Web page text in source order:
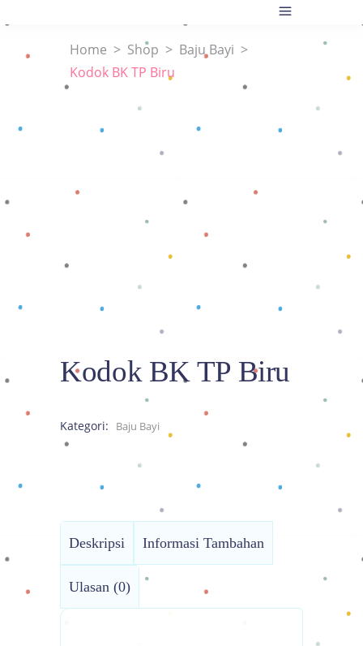
Home > Shop > Baju Bayi >
Kodok BK TP Biru
Kodok BK TP Biru
Kategori: Baju Bayi
Deskripsi Informasi Tambahan
Ulasan (0)